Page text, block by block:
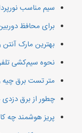
سیم مناسب
برای محافظ
بهترین مارک
نحوه سیم‌کشی
متر تست برق چیه
چطور از برق
پریز هوشمند چه